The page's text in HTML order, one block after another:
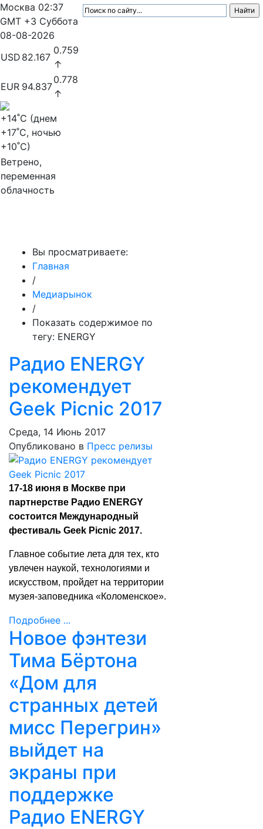
Москва 02:37
GMT +3 Суббота
08-08-2026
USD 82.167
0.759
↑
EUR 94.837
0.778
↑
+14˚C (днем
+17˚C, ночью
+10˚C)
Ветрено,
переменная
облачность
Вы просматриваете:
Главная
/
Медиарынок
/
Показать содержимое по
тегу: ENERGY
Радио ENERGY
рекомендует
Geek Picnic 2017
Среда, 14 Июнь 2017
Опубликовано в Пресс релизы
17-18 июня в Москве при
партнерстве Радио ENERGY
состоится Международный
фестиваль Geek Picnic 2017.
Главное событие лета для тех, кто
увлечен наукой, технологиями и
искусством, пройдет на территории
музея-заповедника «Коломенское».
Подробнее ...
Новое фэнтези
Тима Бёртона
«Дом для
странных детей
мисс Перегрин»
выйдет на
экраны при
поддержке
Радио ENERGY